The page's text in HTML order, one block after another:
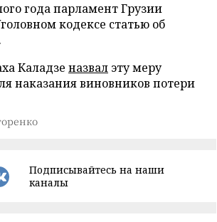
года парламент Грузии
кодексе статью об
Каладзе назвал эту меру
наказания виновников потери
Подписывайтесь на наши
каналы